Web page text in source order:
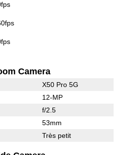
Camera
X50 Pro 5G
12-MP
f/2.5
53mm
Très petit